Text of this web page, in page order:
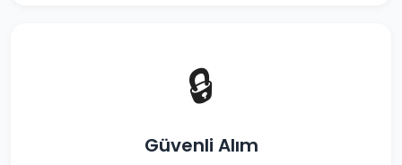
🔒
Güvenli Alım